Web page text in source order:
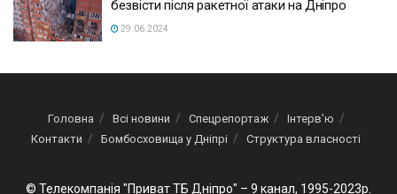
безвісти після ракетної атаки на Дніпро
29.06.2024
Головна Всі новини Спецрепортаж
Інтерв’ю
Контакти
Бомбосховища у Дніпрі Структура власності
© Телекомпанія "Приват ТБ Дніпро" – 9 канал, 1995-2023р.